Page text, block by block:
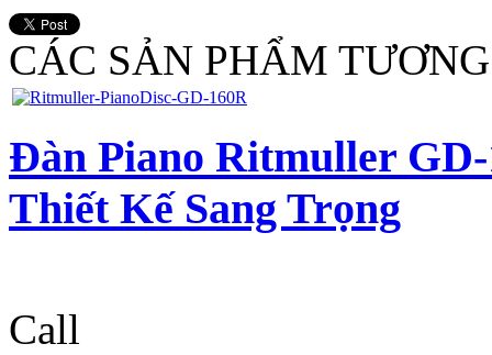
CÁC SẢN PHẨM
Đàn Piano Ritmuller
Thiết Kế Sang Trọng
Call